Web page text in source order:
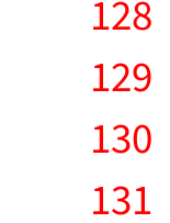
128
129
130
131